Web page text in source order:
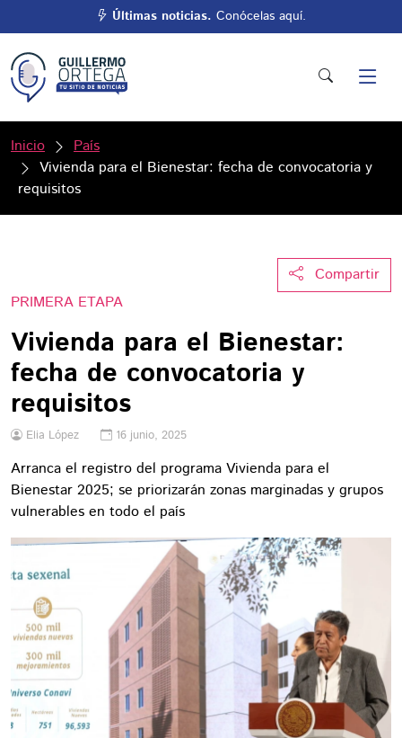
Últimas noticias. Conócelas aquí.
Inicio
País
Vivienda para el Bienestar: fecha de convocatoria y
requisitos
Compartir
PRIMERA ETAPA
Vivienda para el Bienestar:
fecha de convocatoria y
requisitos
Elia López 16 junio, 2025
Arranca el registro del programa Vivienda para el
Bienestar 2025; se priorizarán zonas marginadas y grupos
vulnerables en todo el país